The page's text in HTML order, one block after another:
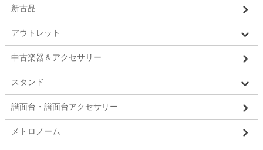
新古品
アウトレット
中古楽器＆アクセサリー
スタンド
譜面台・譜面台アクセサリー
メトロノーム